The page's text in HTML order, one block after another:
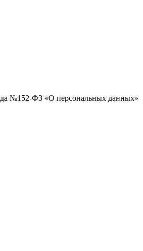
№152-ФЗ «О персональных данных»